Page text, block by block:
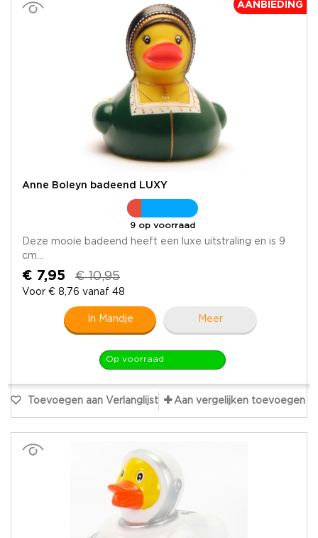
AANBIEDING
Anne Boleyn badeend LUXY
9 op voorraad
Deze mooie badeend heeft een luxe uitstraling en is 9
cm...
€ 7,95 € 10,95
Voor € 8,76 vanaf 48
In Mandje Meer
Op voorraad
Toevoegen aan Verlanglijst Aan vergelijken toevoegen